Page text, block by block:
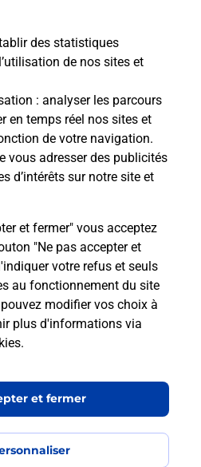
des statistiques
de nos sites et
: analyser les parcours
en temps réel nos sites et
de votre navigation.
vous adresser des publicités
d’intérêts sur notre site et
et fermer" vous acceptez
"Ne pas accepter et
votre refus et seuls
au fonctionnement du site
modifier vos choix à
plus d'informations via
.
et fermer
la
?
la
?